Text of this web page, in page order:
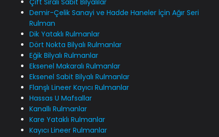
Demir-Çelik Sanayi ve Hadde Haneler İçin Ağır Seri
Rulman
Dik Yataklı Rulmanlar
Dört Nokta Bilyalı Rulmanlar
Eğik Bilyalı Rulmanlar
Eksenel Makaralı Rulmanlar
Eksenel Sabit Bilyalı Rulmanlar
Flanşlı Lineer Kayıcı Rulmanlar
Hassas U Mafsallar
Kanallı Rulmanlar
Kare Yataklı Rulmanlar
Kayıcı Lineer Rulmanlar